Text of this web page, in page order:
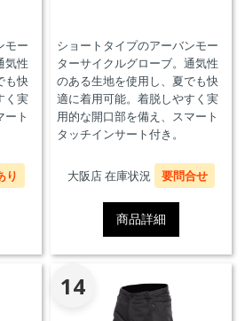
モー
気性
も快
く実
ート
り
ショートタイプのアーバンモー
ターサイクルグローブ。通気性
のある生地を使用し、夏でも快
適に着用可能。着脱しやすく実
用的な開口部を備え、スマート
タッチインサート付き。
大阪店 在庫状況 要問合せ
商品詳細
14